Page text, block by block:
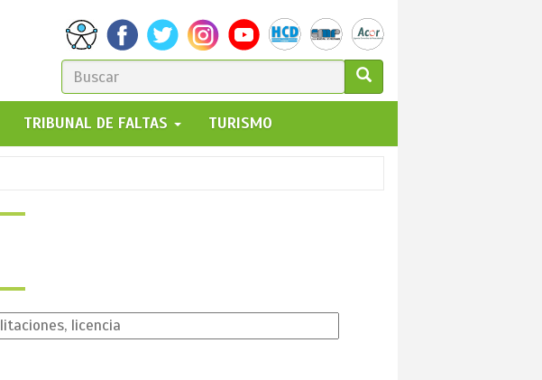
FORMULARIO
DE
BÚSQUEDA
GO!
TRIBUNAL DE FALTAS TURISMO